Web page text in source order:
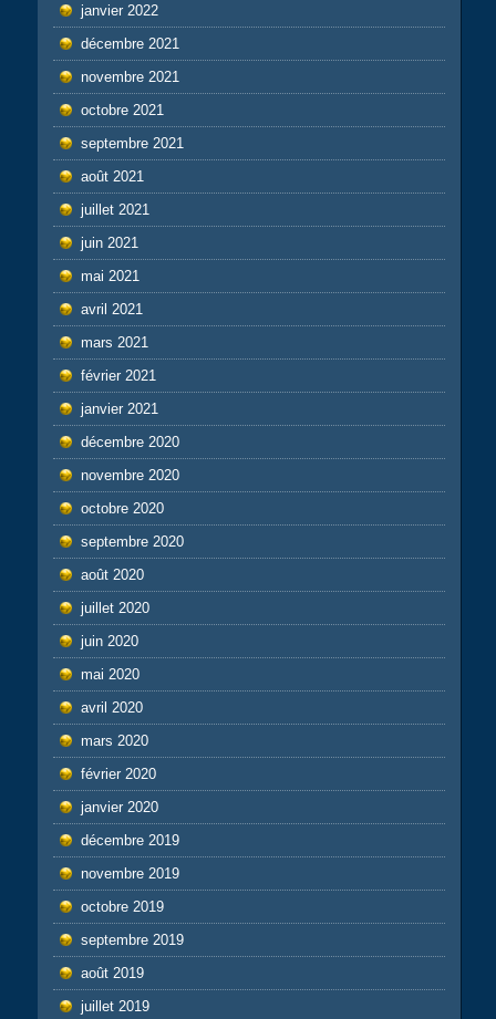
janvier 2022
décembre 2021
novembre 2021
octobre 2021
septembre 2021
août 2021
juillet 2021
juin 2021
mai 2021
avril 2021
mars 2021
février 2021
janvier 2021
décembre 2020
novembre 2020
octobre 2020
septembre 2020
août 2020
juillet 2020
juin 2020
mai 2020
avril 2020
mars 2020
février 2020
janvier 2020
décembre 2019
novembre 2019
octobre 2019
septembre 2019
août 2019
juillet 2019